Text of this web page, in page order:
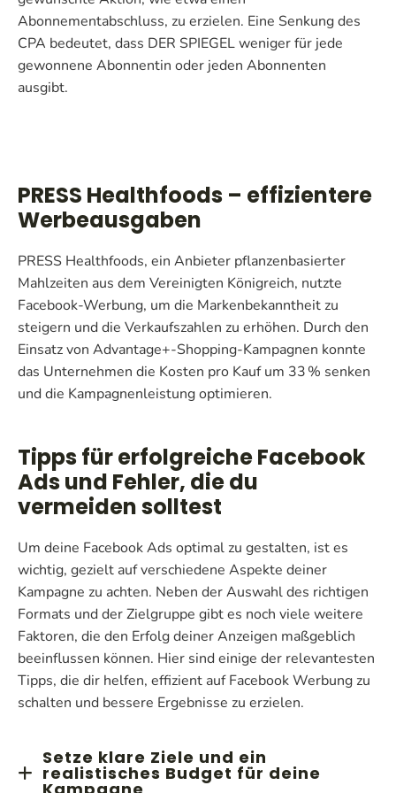
Abonnementabschluss, zu erzielen. Eine Senkung des
CPA bedeutet, dass DER SPIEGEL weniger für jede
gewonnene Abonnentin oder jeden Abonnenten
ausgibt.
PRESS Healthfoods – effizientere
Werbeausgaben
PRESS Healthfoods, ein Anbieter pflanzenbasierter
Mahlzeiten aus dem Vereinigten Königreich, nutzte
Facebook-Werbung, um die Markenbekanntheit zu
steigern und die Verkaufszahlen zu erhöhen. Durch den
Einsatz von Advantage+-Shopping-Kampagnen konnte
das Unternehmen die Kosten pro Kauf um 33 % senken
und die Kampagnenleistung optimieren.
Tipps für erfolgreiche Facebook
Ads und Fehler, die du
vermeiden solltest
Um deine Facebook Ads optimal zu gestalten, ist es
wichtig, gezielt auf verschiedene Aspekte deiner
Kampagne zu achten. Neben der Auswahl des richtigen
Formats und der Zielgruppe gibt es noch viele weitere
Faktoren, die den Erfolg deiner Anzeigen maßgeblich
beeinflussen können. Hier sind einige der relevantesten
Tipps, die dir helfen, effizient auf Facebook Werbung zu
schalten und bessere Ergebnisse zu erzielen.
Setze klare Ziele und ein
realistisches Budget für deine